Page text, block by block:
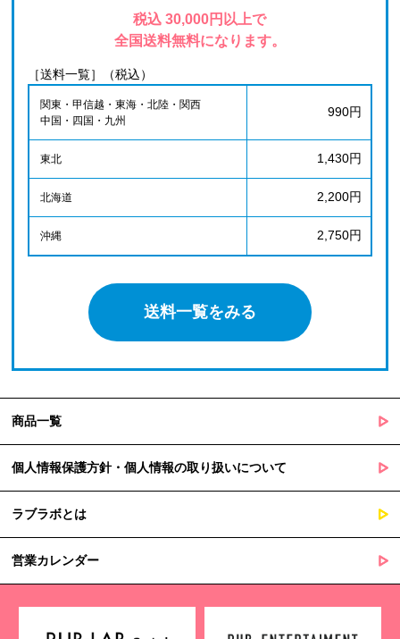
税込 30,000円以上で
全国送料無料になります。
［送料一覧］（税込）
関東・甲信越・東海・北陸・関西
中国・四国・九州
990円
東北 1,430円
北海道 2,200円
沖縄 2,750円
送料一覧をみる
商品一覧
個人情報保護方針・個人情報の取り扱いについて
ラブラボとは
営業カレンダー